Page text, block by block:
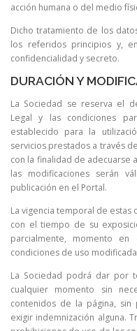
acción humana o del medio
Dicho tratamiento de los
los referidos principios y,
confidencialidad y secreto.
DURACIÓN Y
La Sociedad se reserva el
Legal y las condiciones
establecido para la
servicios prestados a través
con la finalidad de adecuarse
las modificaciones serán
publicación en el Portal.
La vigencia temporal de estas
con el tiempo de su
parcialmente, momento
condiciones de uso
La Sociedad podrá dar por
cualquier momento sin
contenidos de la página,
exigir indemnización alguna.